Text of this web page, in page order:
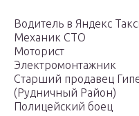
Водитель в Яндекс
Механик СТО
Моторист
Электромонтажник
Старший продавец
(Рудничный Район)
Полицейский боец